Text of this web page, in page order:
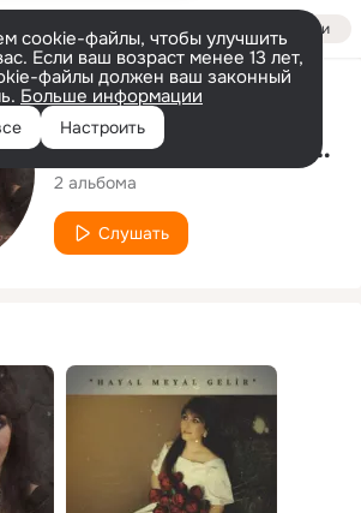
Войти
cookie-файлы, чтобы улучшить
Если ваш возраст менее 13 лет,
файлы должен ваш законный
Больше информации
Настроить
Исполнитель
Gamze Kahyaoğlu Doğan
2 альбома
Слушать